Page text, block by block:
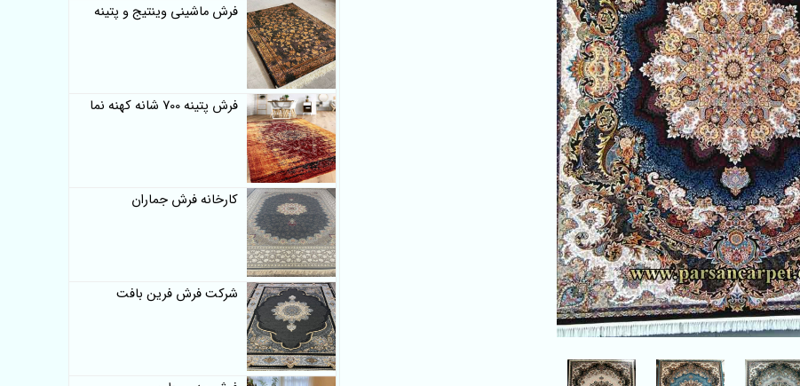
فرش ماشینی وینتیج و پتینه
فرش پتینه 700 شانه کهنه نما
کارخانه فرش جماران
شرکت فرش فرین بافت